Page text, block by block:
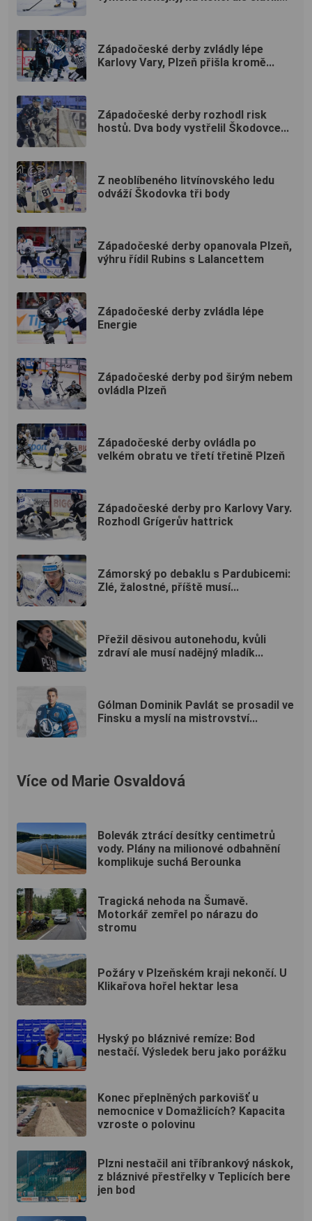
Západočeské derby zvládly lépe
Karlovy Vary, Plzeň přišla kromě...
Západočeské derby rozhodl risk
hostů. Dva body vystřelil Škodovce...
Z neoblíbeného litvínovského ledu
odváží Škodovka tři body
Západočeské derby opanovala Plzeň,
výhru řídil Rubins s Lalancettem
Západočeské derby zvládla lépe
Energie
Západočeské derby pod širým nebem
ovládla Plzeň
Západočeské derby ovládla po
velkém obratu ve třetí třetině Plzeň
Západočeské derby pro Karlovy Vary.
Rozhodl Grígerův hattrick
Zámorský po debaklu s Pardubicemi:
Zlé, žalostné, příště musí...
Přežil děsivou autonehodu, kvůli
zdraví ale musí nadějný mladík...
Gólman Dominik Pavlát se prosadil ve
Finsku a myslí na mistrovství...
Více od Marie Osvaldová
Bolevák ztrácí desítky centimetrů
vody. Plány na milionové odbahnění
komplikuje suchá Berounka
Tragická nehoda na Šumavě.
Motorkář zemřel po nárazu do
stromu
Požáry v Plzeňském kraji nekončí. U
Klikařova hořel hektar lesa
Hyský po bláznivé remíze: Bod
nestačí. Výsledek beru jako porážku
Konec přeplněných parkovišť u
nemocnice v Domažlicích? Kapacita
vzroste o polovinu
Plzni nestačil ani tříbrankový náskok,
z bláznivé přestřelky v Teplicích bere
jen bod